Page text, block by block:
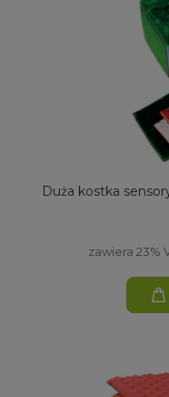
Duża kostka
zawiera 23%